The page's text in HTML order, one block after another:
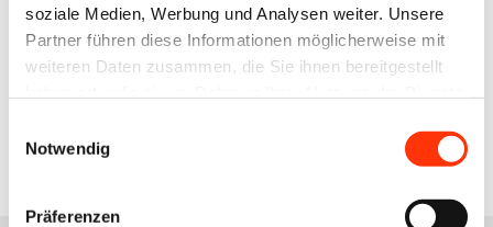
soziale Medien, Werbung und Analysen weiter. Unsere
Partner führen diese Informationen möglicherweise mit
weiteren Daten zusammen, die Sie ihnen bereitgestellt
Notwendig
Präferenzen
+49 176 10 90 10 11